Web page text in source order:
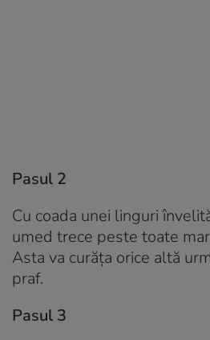
Pasul 2
Cu coada unei linguri
umed trece peste toate
Asta va curăța orice altă
praf.
Pasul 3